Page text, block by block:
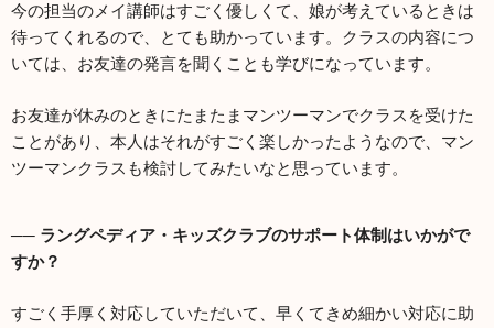
今の担当のメイ講師はすごく優しくて、娘が考えているときは
待ってくれるので、とても助かっています。クラスの内容につ
いては、お友達の発言を聞くことも学びになっています。
お友達が休みのときにたまたまマンツーマンでクラスを受けた
ことがあり、本人はそれがすごく楽しかったようなので、マン
ツーマンクラスも検討してみたいなと思っています。
── ラングペディア・キッズクラブのサポート体制はいかがで
すか？
すごく手厚く対応していただいて、早くてきめ細かい対応に助